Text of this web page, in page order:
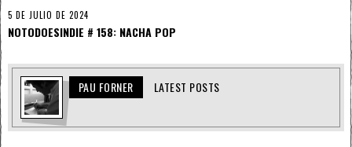
5 DE JULIO DE 2024
NOTODOESINDIE # 158: NACHA POP
PAU FORNER LATEST POSTS